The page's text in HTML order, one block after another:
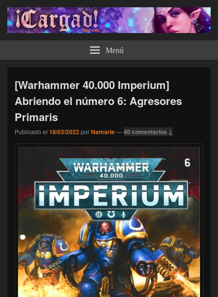
¡Cargad! Menú
[Warhammer 40.000 Imperium]
Abriendo el número 6: Agresores
Primaris
Publicado el 18/03/2022porNamarie—40 comentarios ↓